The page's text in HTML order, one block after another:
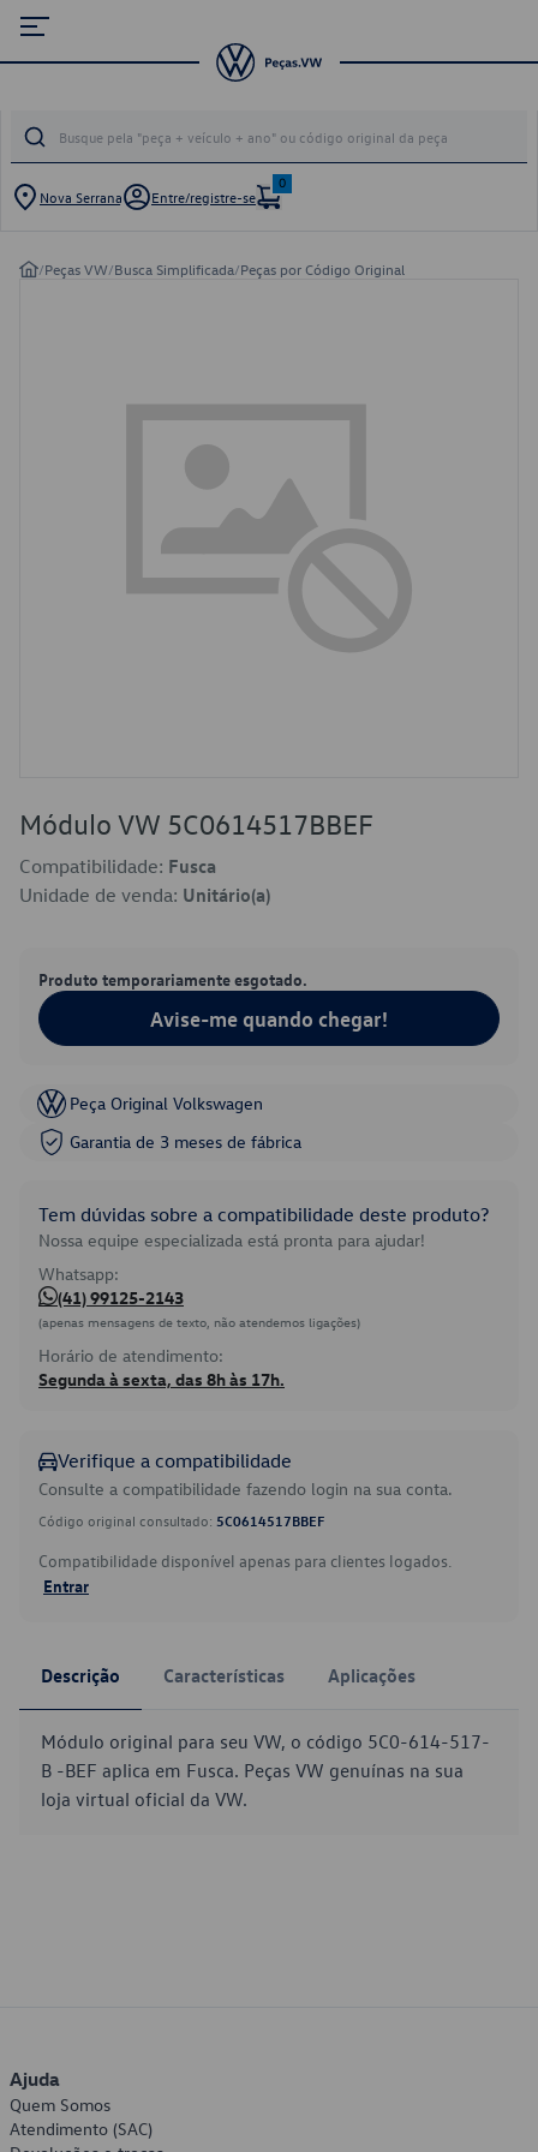
Nova Serrana Entre/registre-se
0
/Peças VW/Busca Simplificada/Peças por Código Original
Módulo VW 5C0614517BBEF
Compatibilidade: Fusca
Unidade de venda: Unitário(a)
Produto temporariamente esgotado.
Avise-me quando chegar!
Peça Original Volkswagen
Garantia de 3 meses de fábrica
Tem dúvidas sobre a compatibilidade deste produto?
Nossa equipe especializada está pronta para ajudar!
Whatsapp:
(41) 99125-2143
(apenas mensagens de texto, não atendemos ligações)
Horário de atendimento:
Segunda à sexta, das 8h às 17h.
Verifique a compatibilidade
Consulte a compatibilidade fazendo login na sua conta.
Código original consultado: 5C0614517BBEF
Compatibilidade disponível apenas para clientes logados.
Entrar
Descrição Características Aplicações
Módulo original para seu VW, o código 5C0-614-517-
B -BEF aplica em Fusca. Peças VW genuínas na sua
loja virtual oficial da VW.
Ajuda
Quem Somos
Atendimento (SAC)